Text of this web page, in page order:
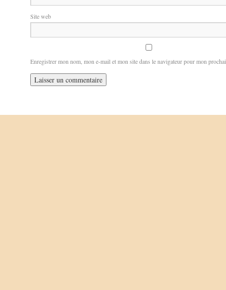
Site web
Enregistrer mon nom, mon e-mail et mon site dans le navigateur pour mon